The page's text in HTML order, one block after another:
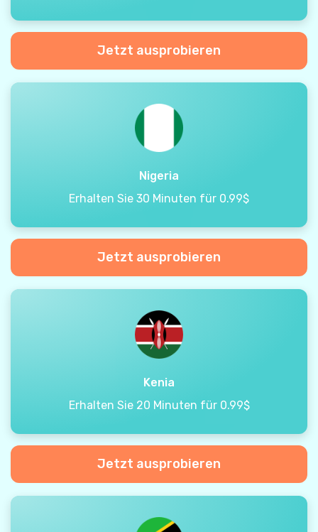
Jetzt ausprobieren
Nigeria
Erhalten Sie 30 Minuten für 0.99$
Jetzt ausprobieren
Kenia
Erhalten Sie 20 Minuten für 0.99$
Jetzt ausprobieren